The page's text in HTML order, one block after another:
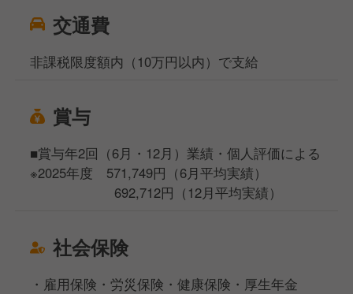
交通費
非課税限度額内（10万円以内）で支給
賞与
■賞与年2回（6月・12月）業績・個人評価による
※2025年度 571,749円（6月平均実績）
692,712円（12月平均実績）
社会保険
・雇用保険・労災保険・健康保険・厚生年金